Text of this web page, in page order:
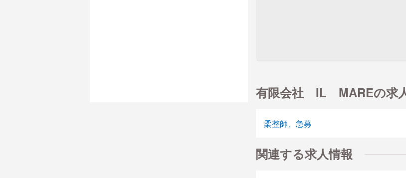
有限会社 IL MAREの求
柔整師、急募
関連する求人情報